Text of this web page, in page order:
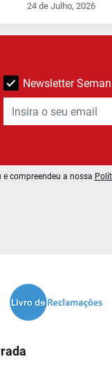
24 de Julho, 2026
Newsletter
compreendeu a nossa